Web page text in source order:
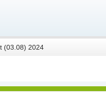
(03.08) 2024